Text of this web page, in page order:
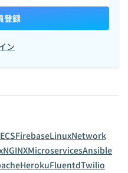
登録
ン
ECSFirebaseLinuxNetwork
NGINXMicroservicesAnsible
HerokuFluentdTwilio